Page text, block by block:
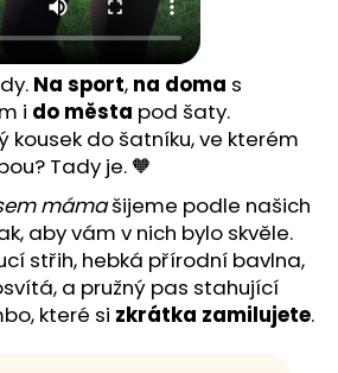
Na sport, na doma s
i do města pod šaty.
kousek do šatníku, ve kterém
Tady je. 🧡
mámašijeme podle našich
aby vám v nich bylo skvěle.
střih, hebká přírodní bavlna,
a pružný pas stahující
které si zkrátka zamilujete.